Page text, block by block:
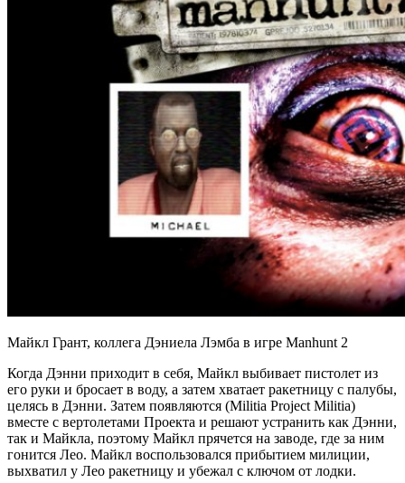
Майкл Грант, коллега Дэниела Лэмба в игре Manhunt 2
Когда Дэнни приходит в себя, Майкл выбивает пистолет из
его руки и бросает в воду, а затем хватает ракетницу с палубы,
целясь в Дэнни. Затем появляются (Militia Project Militia)
вместе с вертолетами Проекта и решают устранить как Дэнни,
так и Майкла, поэтому Майкл прячется на заводе, где за ним
гонится Лео. Майкл воспользовался прибытием милиции,
выхватил у Лео ракетницу и убежал с ключом от лодки.